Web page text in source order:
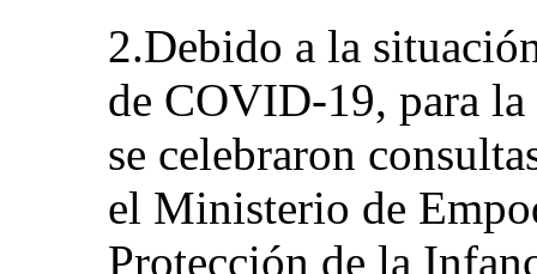
2.Debido a la
de COVID-19, para
se celebraron
el Ministerio de
Protección de la